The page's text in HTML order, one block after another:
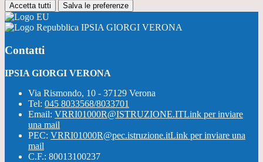
Accetta tutti Salva le preferenze
IPSIA GIORGI VERONA
Contatti
IPSIA GIORGI VERONA
Via Rismondo, 10 - 37129 Verona
Tel: 045 8033568/8033701
Email: VRRI01000R@ISTRUZIONE.ITLink per inviare
una mail
PEC: VRRI01000R@pec.istruzione.itLink per inviare una
mail
C.F.: 80013100237